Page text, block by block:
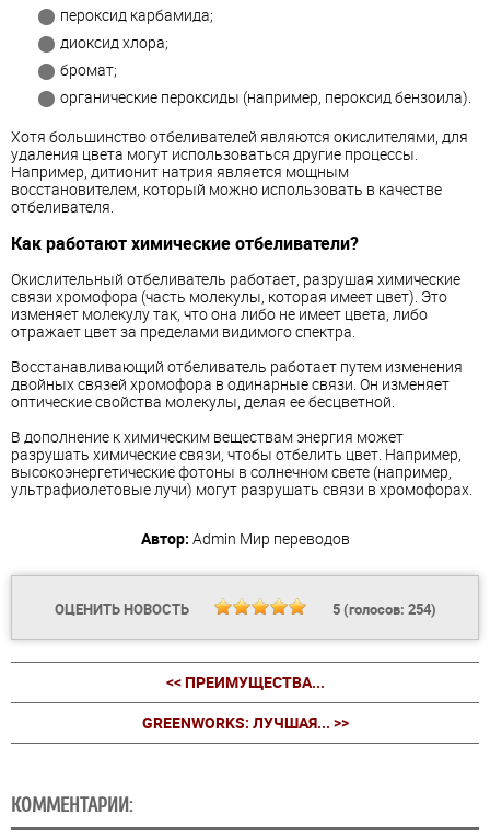
пероксид карбамида;
диоксид хлора;
бромат;
органические пероксиды (например, пероксид бензоила).
Хотя большинство отбеливателей являются окислителями, для
удаления цвета могут использоваться другие процессы.
Например, дитионит натрия является мощным
восстановителем, который можно использовать в качестве
отбеливателя.
Как работают химические отбеливатели?
Окислительный отбеливатель работает, разрушая химические
связи хромофора (часть молекулы, которая имеет цвет). Это
изменяет молекулу так, что она либо не имеет цвета, либо
отражает цвет за пределами видимого спектра.
Восстанавливающий отбеливатель работает путем изменения
двойных связей хромофора в одинарные связи. Он изменяет
оптические свойства молекулы, делая ее бесцветной.
В дополнение к химическим веществам энергия может
разрушать химические связи, чтобы отбелить цвет. Например,
высокоэнергетические фотоны в солнечном свете (например,
ультрафиолетовые лучи) могут разрушать связи в хромофорах.
Автор: Admin Мир переводов
ОЦЕНИТЬ НОВОСТЬ 5(голосов: 254)
<< ПРЕИМУЩЕСТВА...
GREENWORKS: ЛУЧШАЯ... >>
КОММЕНТАРИИ: